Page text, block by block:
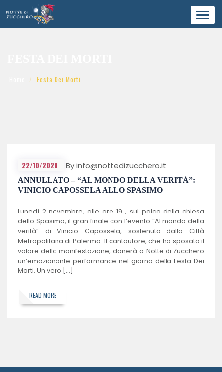
Festa Dei Morti
22/10/2020 By info@nottedizucchero.it
ANNULLATO – “AL MONDO DELLA VERITÀ”:
VINICIO CAPOSSELA ALLO SPASIMO
Lunedì 2 novembre, alle ore 19 , sul palco della chiesa
dello Spasimo, il gran finale con l’evento “Al mondo della
verità” di Vinicio Capossela, sostenuto dalla Città
Metropolitana di Palermo. Il cantautore, che ha sposato il
valore della manifestazione, donerà a Notte di Zucchero
un’emozionante performance nel giorno della Festa Dei
Morti. Un vero […]
READ MORE